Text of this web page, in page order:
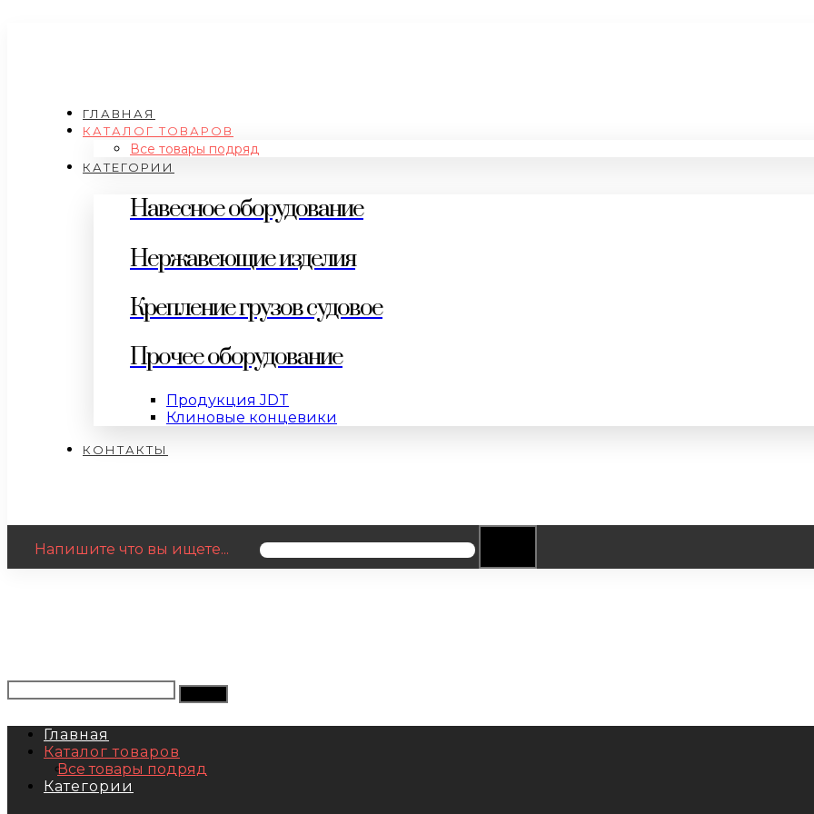
ГЛАВНАЯ
КАТАЛОГ ТОВАРОВ
Все товары подряд
КАТЕГОРИИ
Навесное оборудование
Нержавеющие изделия
Крепление грузов судовое
Прочее оборудование
Продукция JDT
Клиновые концевики
КОНТАКТЫ
Напишите что вы ищете...
Главная
Каталог товаров
Все товары подряд
Категории